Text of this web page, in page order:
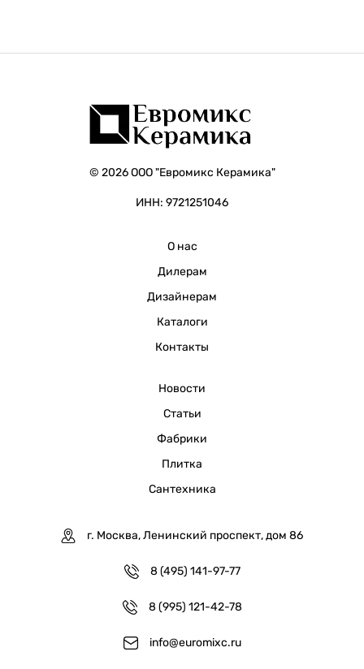
© 2026 ООО "Евромикс Керамика"
ИНН: 9721251046
О нас
Дилерам
Дизайнерам
Каталоги
Контакты
Новости
Статьи
Фабрики
Плитка
Сантехника
г. Москва, Ленинский проспект, дом 86
8 (495) 141-97-77
8 (995) 121-42-78
info@euromixc.ru